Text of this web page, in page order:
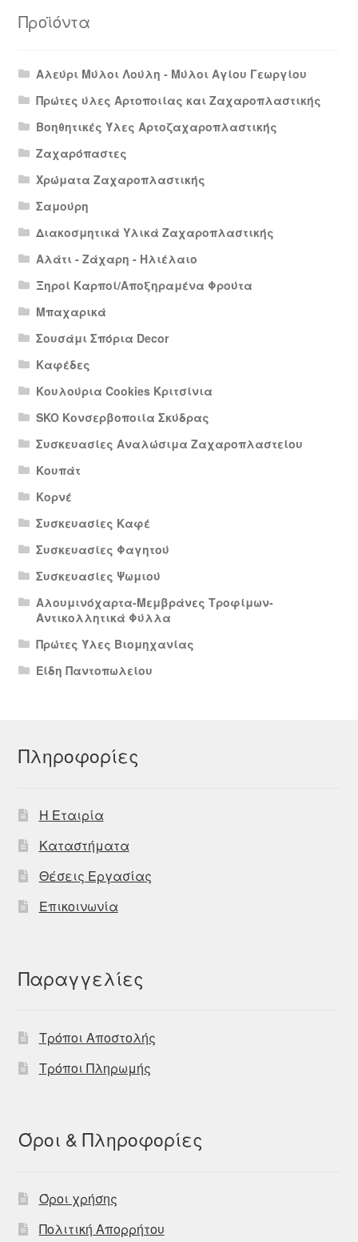
Προϊόντα
Αλεύρι Μύλοι Λούλη - Μύλοι Αγίου Γεωργίου
Πρώτες ύλες Αρτοποιίας και Ζαχαροπλαστικής
Βοηθητικές Ύλες Αρτοζαχαροπλαστικής
Ζαχαρόπαστες
Χρώματα Ζαχαροπλαστικής
Σαμούρη
Διακοσμητικά Υλικά Ζαχαροπλαστικής
Αλάτι - Ζάχαρη - Ηλιέλαιο
Ξηροί Καρποί/Αποξηραμένα Φρούτα
Μπαχαρικά
Σουσάμι Σπόρια Decor
Καφέδες
Κουλούρια Cookies Κριτσίνια
SKO Κονσερβοποιία Σκύδρας
Συσκευασίες Αναλώσιμα Ζαχαροπλαστείου
Κουπάτ
Κορνέ
Συσκευασίες Καφέ
Συσκευασίες Φαγητού
Συσκευασίες Ψωμιού
Αλουμινόχαρτα-Μεμβράνες Τροφίμων-
Αντικολλητικά Φύλλα
Πρώτες Ύλες Βιομηχανίας
Είδη Παντοπωλείου
Πληροφορίες
Η Εταιρία
Καταστήματα
Θέσεις Εργασίας
Επικοινωνία
Παραγγελίες
Τρόποι Αποστολής
Τρόποι Πληρωμής
Όροι & Πληροφορίες
Όροι χρήσης
Πολιτική Απορρήτου